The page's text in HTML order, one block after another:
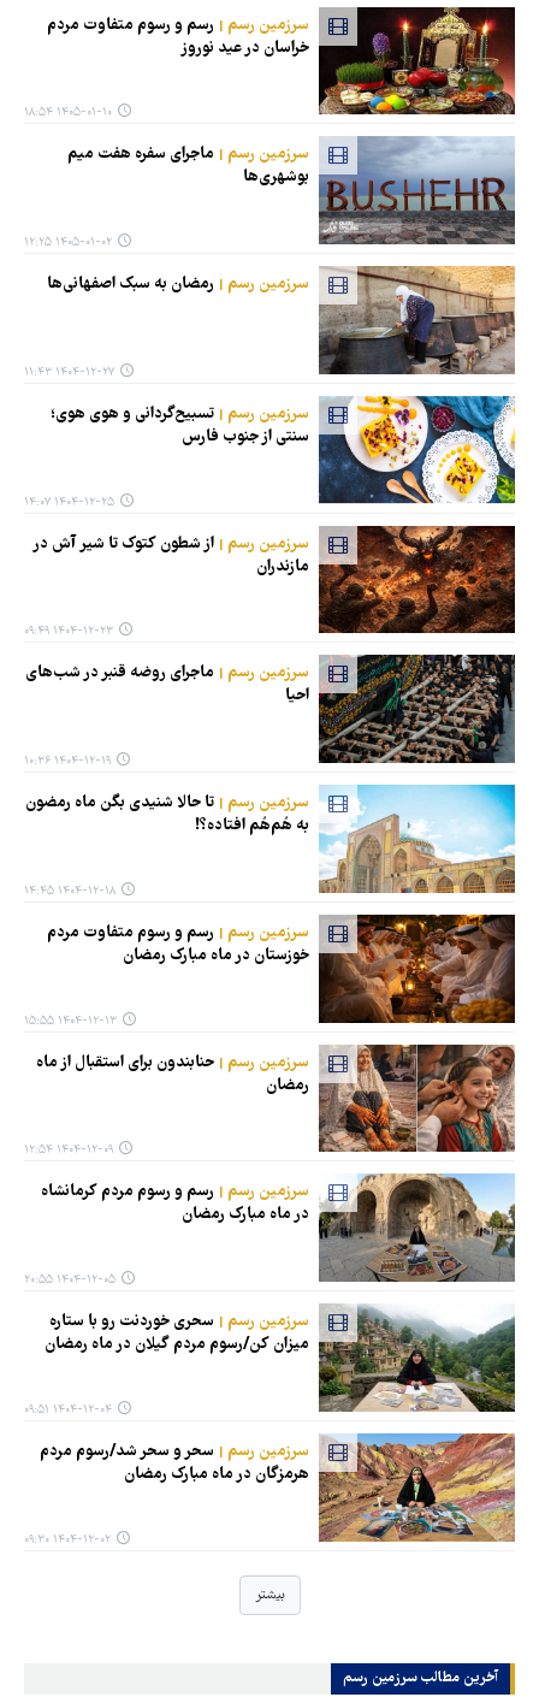
سرزمین رسم
رسم و رسوم متفاوت مردم
خراسان در عید نوروز
۱۴۰۵-۰۱-۱۰ ۱۸:۵۴
سرزمین رسم
ماجرای سفره هفت میم
بوشهری‌ها
۱۴۰۵-۰۱-۰۲ ۱۲:۲۵
سرزمین رسم رمضان به سبک اصفهانی‌ها
۱۴۰۴-۱۲-۲۷ ۱۱:۴۳
سرزمین رسم
تسبیح‌گردانی و هوی هوی؛
سنتی از جنوب فارس
۱۴۰۴-۱۲-۲۵ ۱۴:۰۷
سرزمین رسم
از شطون کتوک تا شیر آش در
مازندران
۱۴۰۴-۱۲-۲۳ ۰۹:۴۹
سرزمین رسم
ماجرای روضه قنبر در شب‌های
احیا
۱۴۰۴-۱۲-۱۹ ۱۰:۳۶
سرزمین رسم
تا حالا شنیدی بگن ماه رمضون
به هُم‌هُم افتاده؟!
۱۴۰۴-۱۲-۱۸ ۱۴:۴۵
سرزمین رسم
رسم و رسوم متفاوت مردم
خوزستان در ماه مبارک رمضان
۱۴۰۴-۱۲-۱۳ ۱۵:۵۵
سرزمین رسم
حنابندون برای استقبال از ماه
رمضان
۱۴۰۴-۱۲-۰۹ ۱۲:۵۴
سرزمین رسم
رسم و رسوم مردم کرمانشاه
در ماه مبارک رمضان
۱۴۰۴-۱۲-۰۵ ۲۰:۵۵
سرزمین رسم
سحری خوردنت رو با ستاره
میزان کن/رسوم مردم گیلان در ماه رمضان
۱۴۰۴-۱۲-۰۴ ۰۹:۵۱
سرزمین رسم
سحر و سحر شد/رسوم مردم
هرمزگان در ماه مبارک رمضان
۱۴۰۴-۱۲-۰۲ ۰۹:۳۰
بیشتر
آخرین مطالب‏‏‏‏‏ سرزمین رسم